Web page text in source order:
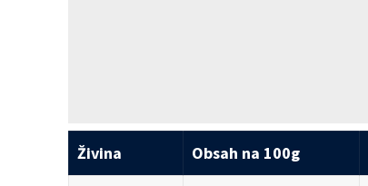
Živina Obsah na 100g